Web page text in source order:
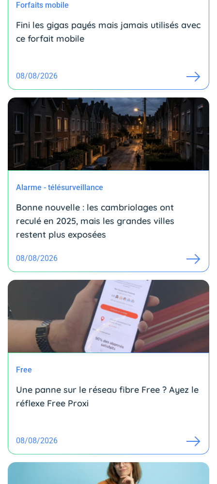
Forfaits mobile
Fini les gigas payés mais jamais utilisés avec
ce forfait mobile
08/08/2026
Alarme - télésurveillance
Bonne nouvelle : les cambriolages ont
reculé en 2025, mais les grandes villes
restent plus exposées
08/08/2026
Free
Une panne sur le réseau fibre Free ? Ayez le
réflexe Free Proxi
08/08/2026